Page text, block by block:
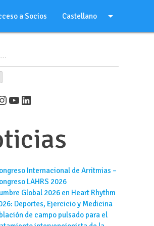
a Socios Castellano arrow_drop_down
YouTube
LinkedIn
Internacional de Arritmias –
LAHRS 2026
Global 2026 en Heart Rhythm
Deportes, Ejercicio y Medicina
de campo pulsado para el